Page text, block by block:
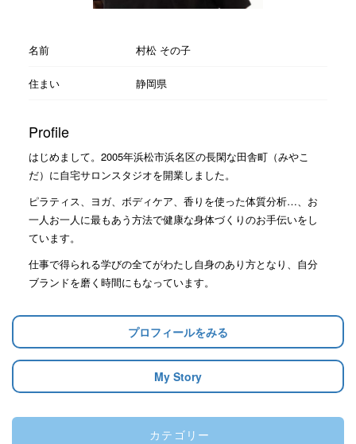
名前 村松 その子
住まい 静岡県
Profile
はじめまして。2005年浜松市浜名区の長閑な田舎町（みやこ
だ）に自宅サロンスタジオを開業しました。
ピラティス、ヨガ、ボディケア、香りを使った体質分析…、お
一人お一人に最もあう方法で健康な身体づくりのお手伝いをし
ています。
仕事で得られる学びの全てがわたし自身のあり方となり、自分
ブランドを磨く時間にもなっています。
プロフィールをみる
My Story
カテゴリー